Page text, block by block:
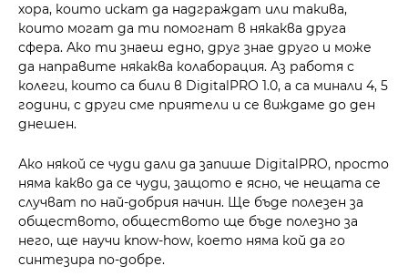
хора, които искат да надграждат или такива,
които могат да ти помогнат в някаква друга
сфера. Ако ти знаеш едно, друг знае друго и може
да направите някаква колаборация. Аз работя с
колеги, които са били в DigitalPRO 1.0, а са минали 4, 5
години, с други сме приятели и се виждаме до ден
днешен.
Ако някой се чуди дали да запише DigitalPRO, просто
няма какво да се чуди, защото е ясно, че нещата се
случват по най-добрия начин. Ще бъде полезен за
обществото, обществото ще бъде полезно за
него, ще научи know-how, което няма кой да го
синтезира по-добре.